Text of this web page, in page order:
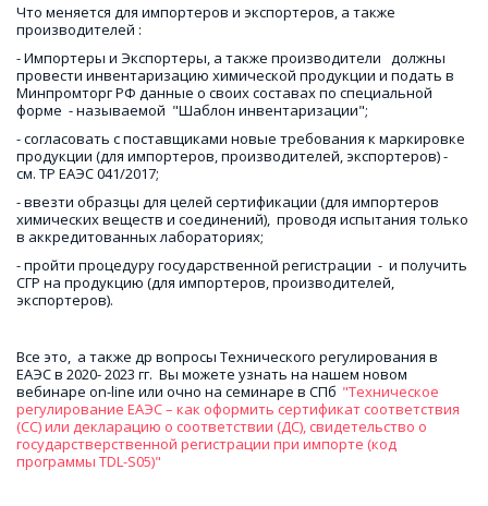
Что меняется для импортеров и экспортеров, а также
производителей :
- Импортеры и Экспортеры, а также производители   должны
провести инвентаризацию химической продукции и подать в
Минпромторг РФ данные о своих составах по специальной
форме  - называемой  "Шаблон инвентаризации";
- согласовать с поставщиками новые требования к маркировке
продукции (для импортеров, производителей, экспортеров) -
см. ТР ЕАЭС 041/2017;
- ввезти образцы для целей сертификации (для импортеров
химических веществ и соединений),  проводя испытания только
в аккредитованных лабораториях;
- пройти процедуру государственной регистрации  -  и получить
СГР на продукцию (для импортеров, производителей,
экспортеров).
Все это,  а также др вопросы Технического регулирования в
ЕАЭС в 2020- 2023 гг.  Вы можете узнать на нашем новом
вебинаре on-line или очно на семинаре в СПб "Техническое
регулирование ЕАЭС – как оформить сертификат соответствия
(СС) или декларацию о соответствии (ДС), свидетельство о
государстверственной регистрации при импорте (код
программы TDL-S05)"